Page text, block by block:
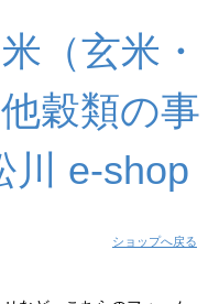
（玄米・
穀類の事
川 e-shop
ショップへ戻る